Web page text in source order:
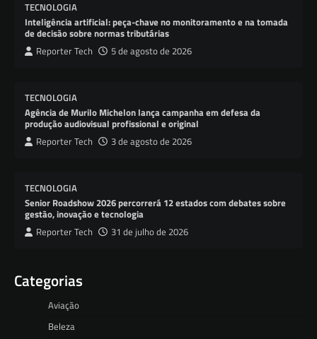
TECNOLOGIA
Inteligência artificial: peça-chave no monitoramento e na tomada
de decisão sobre normas tributárias
Reporter Tech 5 de agosto de 2026
TECNOLOGIA
Agência de Murilo Michelon lança campanha em defesa da
produção audiovisual profissional e original
Reporter Tech 3 de agosto de 2026
TECNOLOGIA
Senior Roadshow 2026 percorrerá 12 estados com debates sobre
gestão, inovação e tecnologia
Reporter Tech 31 de julho de 2026
Categorias
Aviação
Beleza